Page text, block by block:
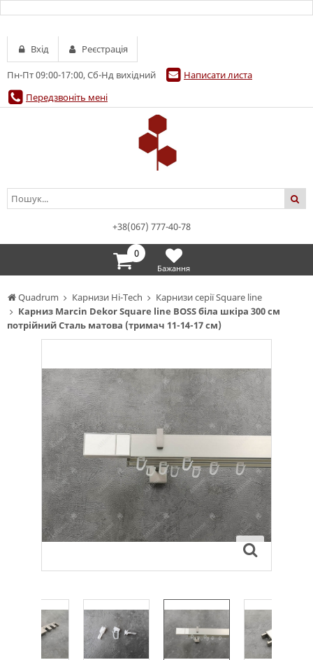
Quadrum Карнизи Hi-Tech
Карнизи серії Square line
Карниз Marcin Dekor Square line BOSS біла шкіра 300 см
потрійний Сталь матова (тримач 11-14-17 см)
Пн-Пт 09:00-17:00, Сб-Нд вихідний
Написати листа
Передзвоніть мені
Вхід Реєстрація
+38(067) 777-40-78
0
Бажання